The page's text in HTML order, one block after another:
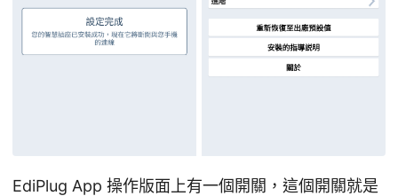
EdiPlug App 操作版面上有一個開關，這個開關就是